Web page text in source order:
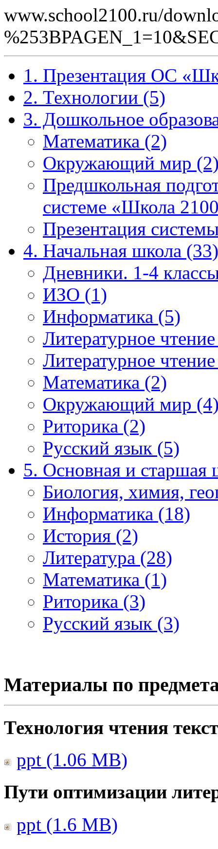
www.school2100.ru/
1. Презентация ОС
2. Технологии (5)
3. Дошкольное
Математика (2)
Окружающий мир
Предшкольная
системе «Школа
Презентация
4. Начальная школа (33)
Дневники. 1-4
ИЗО (1)
Информатика (5)
Литературное
Литературное
Математика (2)
Окружающий мир
Риторика (2)
Русский язык (5)
5. Основная и старшая
Биология, химия,
Информатика (18)
История (2)
Литература (28)
Математика (1)
Риторика (3)
Русский язык (3)
Материалы по
Технология чтения
ppt (1.06 MB)
Пути оптимизации
ppt (1.6 MB)